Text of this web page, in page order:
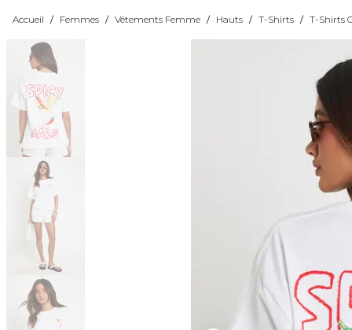
Accueil / Femmes / Vêtements Femme / Hauts / T-Shirts / T-Shirts